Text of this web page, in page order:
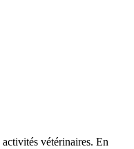
activités vétérinaires. En